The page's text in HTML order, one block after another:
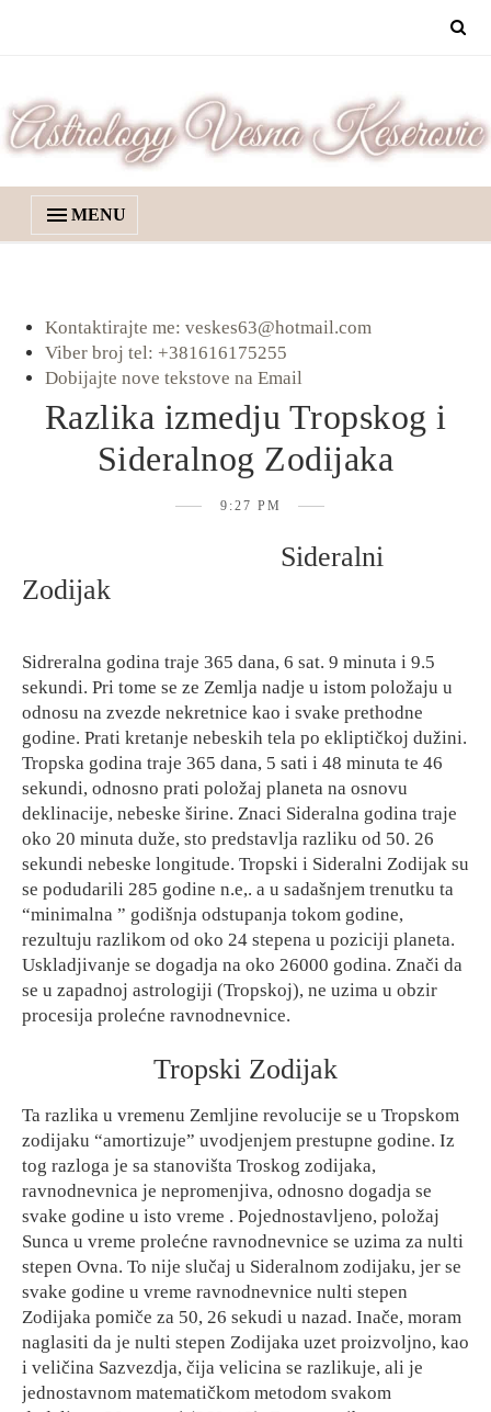
MENU
Kontaktirajte me: veskes63@hotmail.com
Viber broj tel: +381616175255
Dobijajte nove tekstove na Email
Razlika izmedju Tropskog i
Sideralnog Zodijaka
9:27 PM
Sideralni
Zodijak
Sidreralna godina traje 365 dana, 6 sat. 9 minuta i 9.5
sekundi. Pri tome se ze Zemlja nadje u istom položaju u
odnosu na zvezde nekretnice kao i svake prethodne
godine. Prati kretanje nebeskih tela po ekliptičkoj dužini.
Tropska godina traje 365 dana, 5 sati i 48 minuta te 46
sekundi, odnosno prati položaj planeta na osnovu
deklinacije, nebeske širine. Znaci Sideralna godina traje
oko 20 minuta duže, sto predstavlja razliku od 50. 26
sekundi nebeske longitude. Tropski i Sideralni Zodijak su
se podudarili 285 godine n.e,. a u sadašnjem trenutku ta
“minimalna ” godišnja odstupanja tokom godine,
rezultuju razlikom od oko 24 stepena u poziciji planeta.
Uskladjivanje se dogadja na oko 26000 godina. Znači da
se u zapadnoj astrologiji (Tropskoj), ne uzima u obzir
procesija prolećne ravnodnevnice.
Tropski Zodijak
Ta razlika u vremenu Zemljine revolucije se u Tropskom
zodijaku “amortizuje” uvodjenjem prestupne godine. Iz
tog razloga je sa stanovišta Troskog zodijaka,
ravnodnevnica je nepromenjiva, odnosno dogadja se
svake godine u isto vreme . Pojednostavljeno, položaj
Sunca u vreme prolećne ravnodnevnice se uzima za nulti
stepen Ovna. To nije slučaj u Sideralnom zodijaku, jer se
svake godine u vreme ravnodnevnice nulti stepen
Zodijaka pomiče za 50, 26 sekudi u nazad. Inače, moram
naglasiti da je nulti stepen Zodijaka uzet proizvoljno, kao
i veličina Sazvezdja, čija velicina se razlikuje, ali je
jednostavnom matematičkom metodom svakom